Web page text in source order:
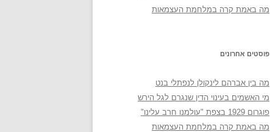
מה באמת קרה במלחמת העצמאות
פוסטים אחרונים
מה בין אברהם לינקולן לנפתלי בנט
מי האשמים בעינוי הדין שנגרם לגל הירש
פוגרום 1929 בצפת "עולמנו חרב עלינו"
מה באמת קרה במלחמת העצמאות